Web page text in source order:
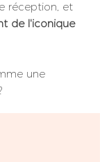
réception, et
de l'iconique
une